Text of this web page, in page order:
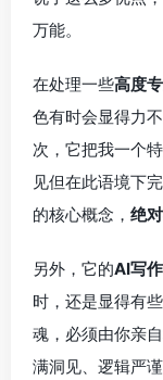
万能。
在处理一些高度
色有时会显得力
次，它把我一个
见但在此语境下
的核心概念， 绝
另外，它的AI写作
时，还是显得有
魂，必须由你亲
满洞见、逻辑严